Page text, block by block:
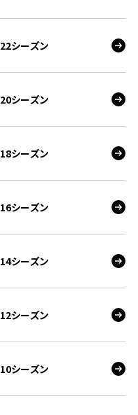
シーズン
シーズン
シーズン
シーズン
シーズン
シーズン
シーズン